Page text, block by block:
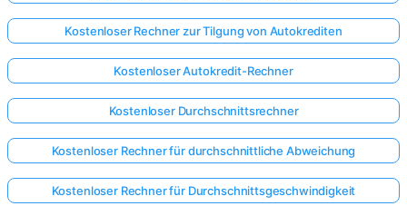
Kostenloser Rechner zur Tilgung von Autokrediten
Kostenloser Autokredit-Rechner
Kostenloser Durchschnittsrechner
Kostenloser Rechner für durchschnittliche Abweichung
Kostenloser Rechner für Durchschnittsgeschwindigkeit